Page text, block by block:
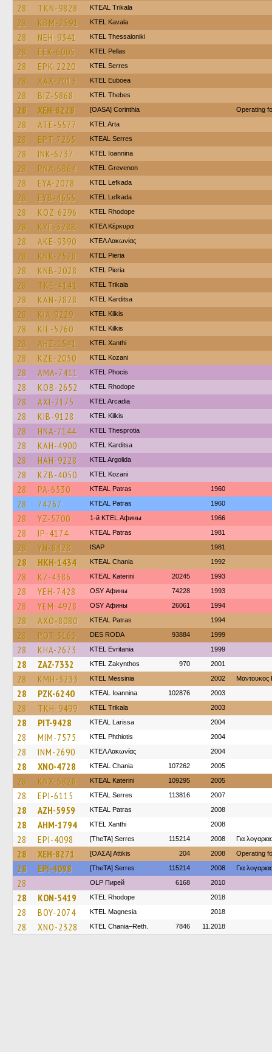
28 TKN-9828 KTEAL Trikala
28 KBM-2591 KTEL Kavala
28 NEH-9341 KTEL Thessaloniki
28 EEK-6005 KTEL Pellas
28 EPK-2220 KTEL Serres
28 XAX-2013 ΚΤΕL Euboea
28 BIZ-5868 KTEL Thebes
28 XEH-8228 [OASA] Corinthia Operating
28 ATE-5577 KTEL Arta
28 EPT-7265 KTEAL Serres
28 INK-6737 KTEL Ioannina
28 PNA-6864 ΚΤΕL Grevenon
28 EYA-2078 KTEL Lefkada
28 EYB-4655 KTEL Lefkada
28 KOZ-6296 KTEL Rhodope
28 KYE-3288 ΚΤΕΛ Κέρκυρα
28 AKE-9390 ΚΤΕΛ Λακωνίας
28 KNK-2528 KTEL Pieria
28 KNB-2028 KTEL Pieria
28 TKE-4141 ΚΤΕL Τrikala
28 KAN-2828 ΚΤΕL Karditsa
28 KIA-9229 KTEL Kilkis
28 KIE-5260 KTEL Kilkis
28 AHZ-1541 KTEL Xanthi
28 KZE-2050 ΚΤΕL Kozani
28 AMA-7411 ΚΤΕL Phocis
28 KOB-2652 KTEL Rhodope
28 AXI-2175 KTEL Arcadia
28 KIB-9128 KTEL Kilkis
28 HNA-7144 KTEL Thesprotia
28 KAH-4900 ΚΤΕL Karditsa
28 HAH-9228 KTEL Argolida
28 KZB-4050 ΚΤΕL Kozani
28 PA-6530 KTEAL Patras 1960
28 74267 KTEAL Patras 1960
28 YZ-5700 1-й KTEL Афины 1966
28 IP-4174 KTEAL Patras 1981
28 YN-8428 ISAP 1981
28 HKH-1434 KTEAL Chania 1992
28 KZ-4386 KTEAL Katerini 20245 1993
28 YEH-7428 OSY Афины 74228 1993
28 YEM-4928 OSY Афины 26061 1994
28 AXO-8080 KTEAL Patras 1994
28 POT-3165 DES RODA 93884 1999
28 KHA-2673 ΚΤΕL Evritania 1999
28 ZAZ-7332 KTEL Zakynthos 970 2001
28 KMH-3233 KTEL Messinia 2002 Μαντουκος
28 PZK-6240 KTEAL Ioannina 102876 2003
28 TKH-9499 ΚΤΕL Τrikala 2003
28 PIT-9428 KTEAL Larissa 2004
28 MIM-7575 ΚΤΕL Phthiotis 2004
28 INM-2690 ΚΤΕΛ Λακωνίας 2004
28 XNO-4728 KTEAL Chania 107262 2005
28 KNX-6828 KTEAL Katerini 109295 2005
28 EPI-6115 KTEAL Serres 113816 2007
28 AZH-5959 KTEAL Patras 2008
28 AHM-1794 KTEL Xanthi 2008
28 EPI-4098 [TheTA] Serres 115214 2008 Για
28 XEH-8271 [ΟΑΣΑ] Αttikis 204 2008 Operating
28 EPI-4098 [TheTA] Serres 115214 2008 Για
28 OLP Пирей 6168 2010
28 KON-5419 KTEL Rhodope 2018
28 BOY-2074 ΚΤΕL Magnesia 2018
28 XNO-2328 KTEL Chania–Reth. 7846 11.2018